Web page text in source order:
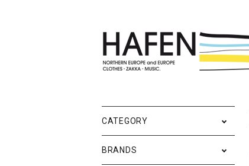
バッグ
Event
CATEGORY
BRANDS